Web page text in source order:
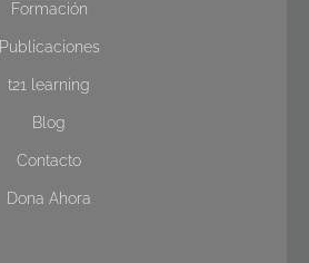
Formación
Publicaciones
t21 learning
Blog
Contacto
Dona Ahora